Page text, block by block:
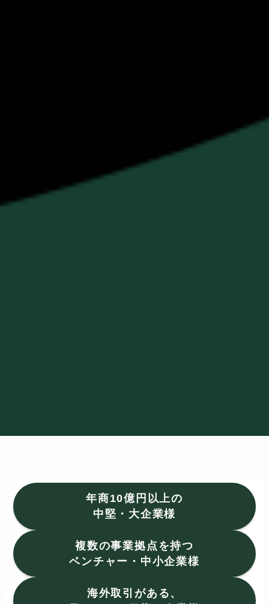
年商10億円以上の
中堅・大企業様
複数の事業拠点を持つ
ベンチャー・中小企業様
海外取引がある、